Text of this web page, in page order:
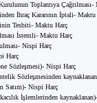
Toplantıya Çağrılması-
İhraç Kararının İptali- Maktu
Tesbiti- Maktu Harç
İstemli- Maktu Harç
Nispi Harç
Harç
Sözleşmesi)- Nispi Harç
Sözleşmesinden
Satım)- Nispi Harç
İşlemlerinden